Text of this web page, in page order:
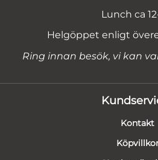
Lunch ca
Helgöppet enligt
Ring innan besök, vi kan
Kontakt